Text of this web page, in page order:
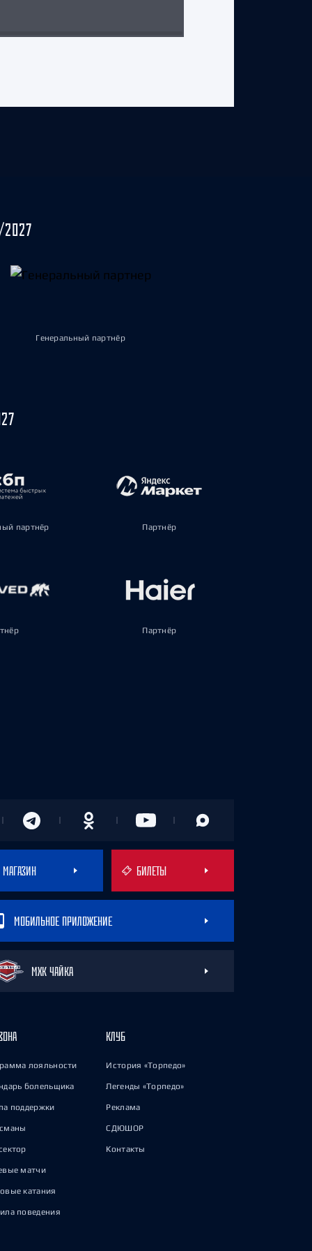
Генеральный партнёр
партнёр Партнёр
Партнёр
МАГАЗИН БИЛЕТЫ
МОБИЛЬНОЕ ПРИЛОЖЕНИЕ
МХК ЧАЙКА
лояльности
болельщика
поддержки
матчи
катания
поведения
КЛУБ
История «Торпедо»
Легенды «Торпедо»
Реклама
СДЮШОР
Контакты